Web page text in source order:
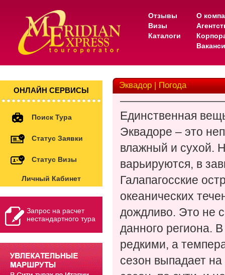
Отзывы
Визы
Каталоги
О
ОНЛАЙН СЕРВИСЫ
Поиск Тура
Статус Заявки
Статус Визы
Личный Кабинет
Запрос на расчет
нестандартного тура
Эквадор | Погода
Единственная
Эквадоре – это
влажный и сухой.
варьируются, в
Галапагосские
океанических
дождливо. Это не
данного региона.
редкими, а
сезон выпадает